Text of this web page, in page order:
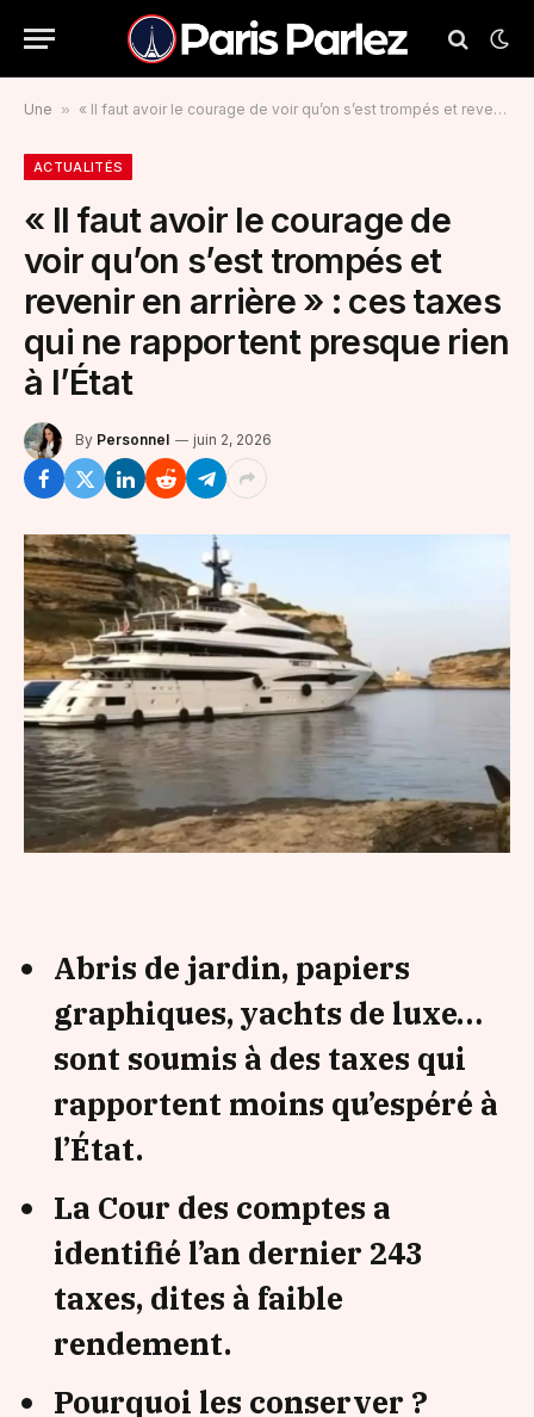
Une » « Il faut avoir le courage de voir qu’on s’est trompés et revenir en arrière » : ces taxes qui ne rapportent presque rien à l’État
ACTUALITÉS
« Il faut avoir le courage de
voir qu’on s’est trompés et
revenir en arrière » : ces taxes
qui ne rapportent presque rien
à l’État
By Personnel juin 2, 2026
Abris de jardin, papiers
graphiques, yachts de luxe…
sont soumis à des taxes qui
rapportent moins qu’espéré à
l’État.
La Cour des comptes a
identifié l’an dernier 243
taxes, dites à faible
rendement.
Pourquoi les conserver ?